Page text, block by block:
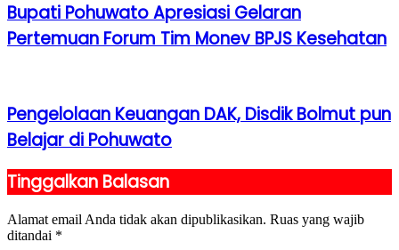
Bupati Pohuwato Apresiasi Gelaran
Pertemuan Forum Tim Monev BPJS Kesehatan
Pengelolaan Keuangan DAK, Disdik Bolmut pun
Belajar di Pohuwato
Tinggalkan Balasan
Alamat email Anda tidak akan dipublikasikan. Ruas yang wajib
ditandai *